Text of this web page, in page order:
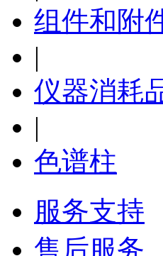
组件和附
|
仪器消耗
|
色谱柱
服务支持
售后服务